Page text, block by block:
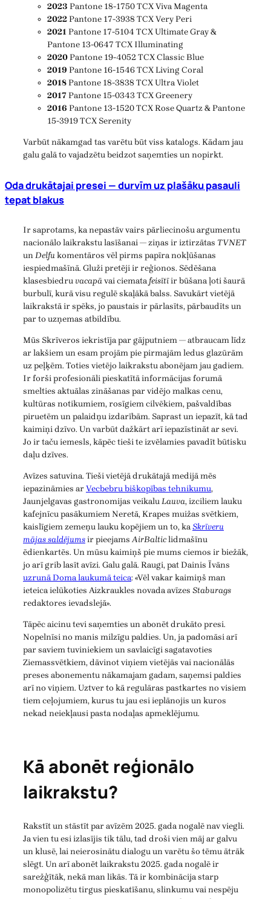
2023 Pantone 18-1750 TCX Viva Magenta
2022Pantone 17-3938 TCX Very Peri
2021Pantone 17-5104 TCX Ultimate Gray &
Pantone 13-0647 TCX Illuminating
2020Pantone 19-4052 TCX Classic Blue
2019 Pantone 16-1546 TCX Living Coral
2018Pantone 18-3838 TCX Ultra Violet
2017Pantone 15-0343 TCX Greenery
2016 Pantone 13-1520 TCX Rose Quartz & Pantone
15-3919 TCX Serenity
Varbūt nākamgad tas varētu būt viss katalogs. Kādam jau
galu galā to vajadzētu beidzot saņemties un nopirkt.
Oda drukātajai presei — durvīm uz plašāku pasauli
tepat blakus
Ir saprotams, ka nepastāv vairs pārliecinošu argumentu
nacionālo laikrakstu lasīšanai — ziņas ir iztirzātas TVNET
unDelfukomentāros vēl pirms papīra nokļūšanas
iespiedmašīnā. Gluži pretēji ir reģionos. Sēdēšana
klasesbiedruvacapāvai ciematafeisītīir būšana ļoti šaurā
burbulī, kurā visu regulē skaļākā balss. Savukārt vietējā
laikrakstā ir spēks, jo paustais ir pārlasīts, pārbaudīts un
par to uzņemas atbildību.
Mūs Skrīveros iekristīja par gājputniem — atbraucam līdz
ar lakšiem un esam projām pie pirmajām ledus glazūrām
uz peļķēm. Toties vietējo laikrakstu abonējam jau gadiem.
Ir forši profesionāli pieskatītā informācijas forumā
smelties aktuālas zināšanas par vidējo malkas cenu,
kultūras notikumiem, rosīgiem cilvēkiem, pašvaldības
piruetēm un palaidņu izdarībām. Saprast un iepazīt, kā tad
kaimiņi dzīvo. Un varbūt dažkārt arī iepazīstināt ar sevi.
Jo ir taču iemesls, kāpēc tieši te izvēlamies pavadīt būtisku
daļu dzīves.
Avīzes satuvina. Tieši vietējā drukātajā medijā mēs
iepazināmies arVecbebru biškopības tehnikumu,
Jaunjelgavas gastronomijas veikaluLauva, izciliem lauku
kafejnīcu pasākumiem Neretā, Krapes muižas svētkiem,
kaislīgiem zemeņu lauku kopējiem un to, kaSkrīveru
mājas saldējumsir pieejamsAirBalticlidmašīnu
ēdienkartēs. Un mūsu kaimiņš pie mums ciemos ir biežāk,
jo arī grib lasīt avīzi. Galu galā. Raugi, pat Dainis Īvāns
uzrunā Doma laukumā teica: «Vēl vakar kaimiņš man
ieteica ielūkoties Aizkraukles novada avīzes Staburags
redaktores ievadslejā».
Tāpēc aicinu tevi saņemties un abonēt drukāto presi.
Nopelnīsi no manis milzīgu paldies. Un, ja padomāsi arī
par saviem tuviniekiem un savlaicīgi sagatavoties
Ziemassvētkiem, dāvinot viņiem vietējās vai nacionālās
preses abonementu nākamajam gadam, saņemsi paldies
arī no viņiem. Uztver to kā regulāras pastkartes no visiem
tiem ceļojumiem, kurus tu jau esi ieplānojis un kuros
nekad neiekļausi pasta nodaļas apmeklējumu.
Kā abonēt reģionālo
laikrakstu?
Rakstīt un stāstīt par avīzēm 2025. gada nogalē nav viegli.
Ja vien tu esi izlasījis tik tālu, tad droši vien māj ar galvu
un klusē, lai neierosinātu dialogu un varētu šo tēmu ātrāk
slēgt. Un arī abonēt laikrakstu 2025. gada nogalē ir
sarežģītāk, nekā man likās. Tā ir kombinācija starp
monopolizētu tirgus pieskatīšanu, slinkumu vai nespēju